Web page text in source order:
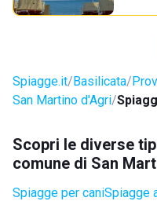
Spiagge.it Basilicata
San Martino d'Agri
Scopri le diverse
comune di San
Spiagge per caniSpiagge